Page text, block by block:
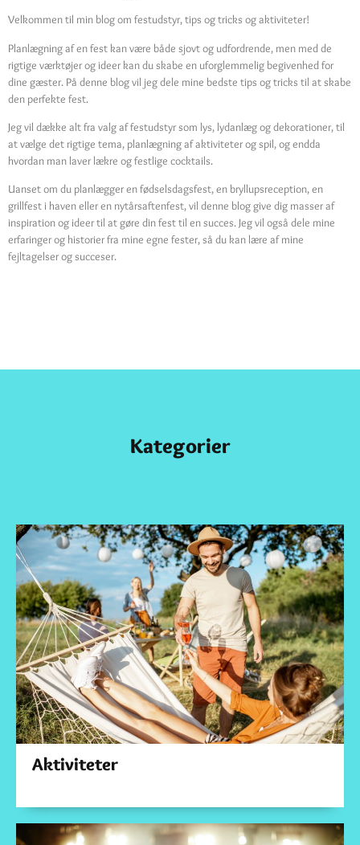
Velkommen til min blog om festudstyr, tips og tricks og aktiviteter!
Planlægning af en fest kan være både sjovt og udfordrende, men med de
rigtige værktøjer og ideer kan du skabe en uforglemmelig begivenhed for
dine gæster. På denne blog vil jeg dele mine bedste tips og tricks til at skabe
den perfekte fest.
Jeg vil dække alt fra valg af festudstyr som lys, lydanlæg og dekorationer, til
at vælge det rigtige tema, planlægning af aktiviteter og spil, og endda
hvordan man laver lækre og festlige cocktails.
Uanset om du planlægger en fødselsdagsfest, en bryllupsreception, en
grillfest i haven eller en nytårsaftenfest, vil denne blog give dig masser af
inspiration og ideer til at gøre din fest til en succes. Jeg vil også dele mine
erfaringer og historier fra mine egne fester, så du kan lære af mine
fejltagelser og succeser.
Kategorier
Aktiviteter